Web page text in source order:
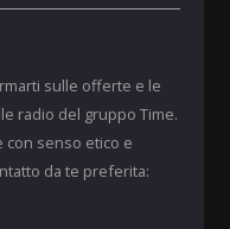
sulle offerte e le
radio del gruppo Time.
con senso etico e
da te preferita: